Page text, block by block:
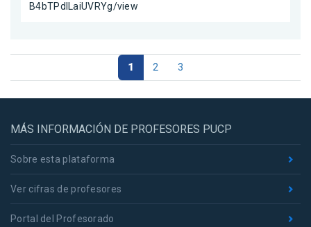
B4bTPdILaiUVRYg/view
1 2 3
MÁS INFORMACIÓN DE PROFESORES PUCP
Sobre esta plataforma
Ver cifras de profesores
Portal del Profesorado